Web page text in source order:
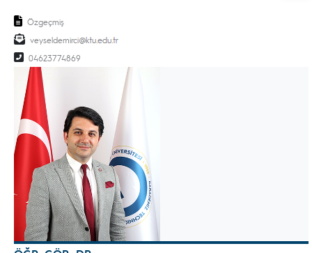
Özgeçmiş
veyseldemirci
04623774869